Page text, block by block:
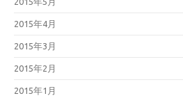
2015年4月
2015年3月
2015年2月
2015年1月